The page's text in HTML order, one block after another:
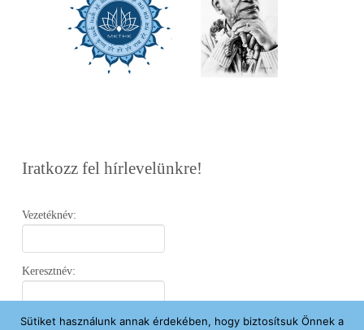
Iratkozz fel hírlevelünkre!
Vezetéknév:
Keresztnév:
Email:
Sütiket használunk annak érdekében, hogy biztosítsuk Önnek a